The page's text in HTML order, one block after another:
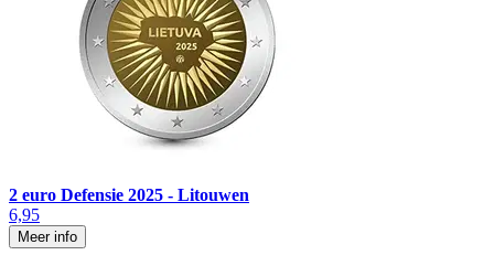
2 euro Defensie 2025 - Litouwen
6,95
Meer info